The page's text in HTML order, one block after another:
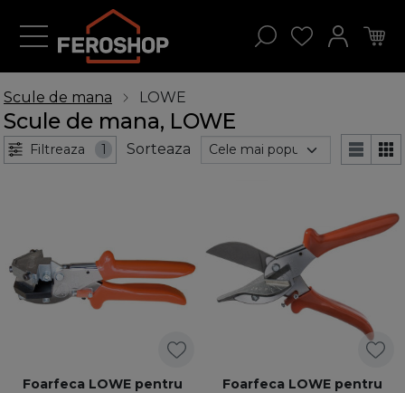
Scule de mana LOWE
Scule de mana, LOWE
Filtreaza 1 Sorteaza
Foarfeca LOWE pentru
Foarfeca LOWE pentru